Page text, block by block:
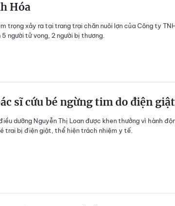
Hóa
trọng xảy ra tại trang trại chăn nuôi lợn của Công ty
người tử vong, 2 người bị thương.
sĩ cứu bé ngừng tim do điện giật
dưỡng Nguyễn Thị Loan được khen thưởng vì hành
trai bị điện giật, thể hiện trách nhiệm y tế.